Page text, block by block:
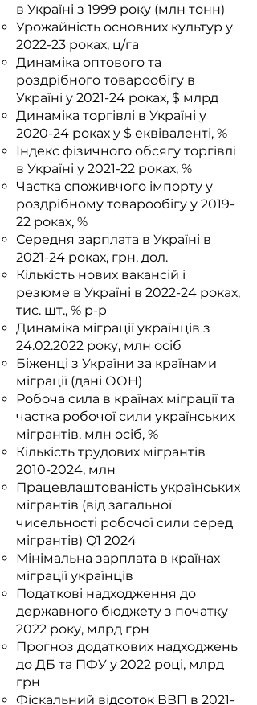
в Україні з 1999 року (млн тонн)
Урожайність основних культур у
2022-23 роках, ц/га
Динаміка оптового та
роздрібного товарообігу в
Україні у 2021-24 роках, $ млрд
Динаміка торгівлі в Україні у
2020-24 роках у $ еквіваленті, %
Індекс фізичного обсягу торгівлі
в Україні у 2021-22 роках, %
Частка споживчого імпорту у
роздрібному товарообігу у 2019-
22 роках, %
Середня зарплата в Україні в
2021-24 роках, грн, дол.
Кількість нових вакансій і
резюме в Україні в 2022-24 роках,
тис. шт., % р-р
Динаміка міграції українців з
24.02.2022 року, млн осіб
Біженці з України за країнами
міграції (дані ООН)
Робоча сила в країнах міграції та
частка робочої сили українських
мігрантів, млн осіб, %
Кількість трудових мігрантів
2010-2024, млн
Працевлаштованість українських
мігрантів (від загальної
чисельності робочої сили серед
мігрантів) Q1 2024
Мінімальна зарплата в країнах
міграції українців
Податкові надходження до
державного бюджету з початку
2022 року, млрд грн
Прогноз додаткових надходжень
до ДБ та ПФУ у 2022 році, млрд
грн
Фіскальний відсоток ВВП в 2021-